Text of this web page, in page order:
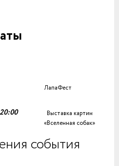
ЛапаФест
Выставка картин
«Вселенная собак»
события